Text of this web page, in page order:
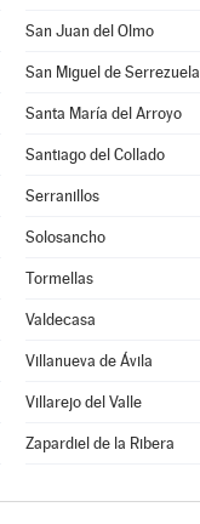
San Juan del Olmo
San Miguel de Serrezuela
Santa María del Arroyo
Santiago del Collado
Serranillos
Solosancho
Tormellas
Valdecasa
Villanueva de Ávila
Villarejo del Valle
Zapardiel de la Ribera